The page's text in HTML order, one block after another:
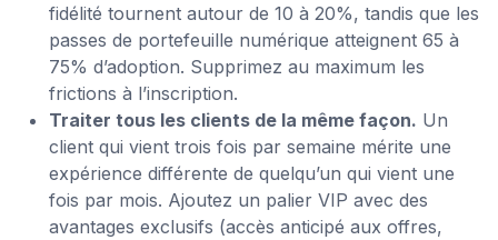
fidélité tournent autour de 10 à 20%, tandis que les
passes de portefeuille numérique atteignent 65 à
75% d’adoption. Supprimez au maximum les
frictions à l’inscription.
Traiter tous les clients de la même façon. Un
client qui vient trois fois par semaine mérite une
expérience différente de quelqu’un qui vient une
fois par mois. Ajoutez un palier VIP avec des
avantages exclusifs (accès anticipé aux offres,